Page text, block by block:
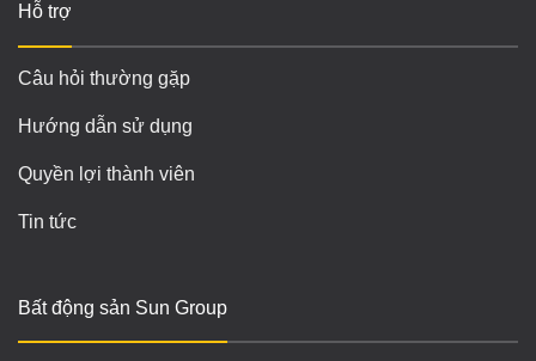
Hỗ trợ
Câu hỏi thường gặp
Hướng dẫn sử dụng
Quyền lợi thành viên
Tin tức
Bất động sản Sun Group